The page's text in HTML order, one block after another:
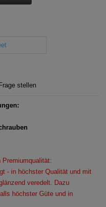
Frage stellen
- in höchster Qualität und mit
veredelt. Dazu
höchster Güte und in